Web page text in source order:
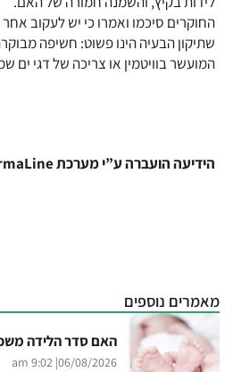
החוקרים סיכמו ואמרו כי יש לעקוב אחר
שתיקון הבעיה הינו פשוט: חשיפה
המועשר בוויטמין או צריכה של דגי ים
הידיעה הועברה ע”י מערכת PharmaLine
מאמרים נוספים
האם סדר הלידה
06/08/2026
| 9:02 am